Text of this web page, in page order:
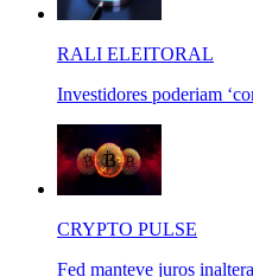
RALI ELEITORAL
Investidores poderiam
CRYPTO PULSE
Fed manteve juros